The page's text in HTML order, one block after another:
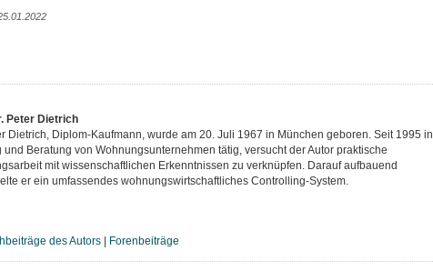
Peter Dietrich
Dietrich, Diplom-Kaufmann, wurde am 20. Juli 1967 in München geboren. Seit 1995 in
und Beratung von Wohnungsunternehmen tätig, versucht der Autor praktische
mit wissenschaftlichen Erkenntnissen zu verknüpfen. Darauf aufbauend
er ein umfassendes wohnungswirtschaftliches Controlling-System.
des Autors| Forenbeiträge